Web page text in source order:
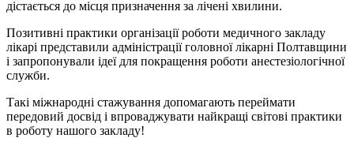
дістається до місця призначення за лічені хвилини.
Позитивні практики організації роботи медичного закладу
лікарі представили адміністрації головної лікарні Полтавщини
і запропонували ідеї для покращення роботи анестезіологічної
служби.
Такі міжнародні стажування допомагають переймати
передовий досвід і впроваджувати найкращі світові практики
в роботу нашого закладу!